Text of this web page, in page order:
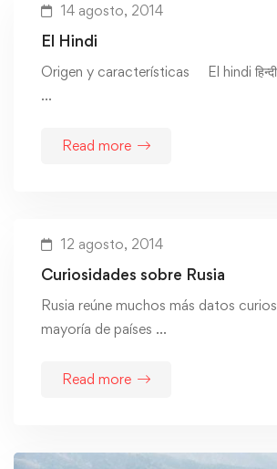
14 agosto, 2014
El Hindi
Origen y características El hindi
…
Read more
12 agosto, 2014
Curiosidades sobre Rusia
Rusia reúne muchos más datos
mayoría de países …
Read more